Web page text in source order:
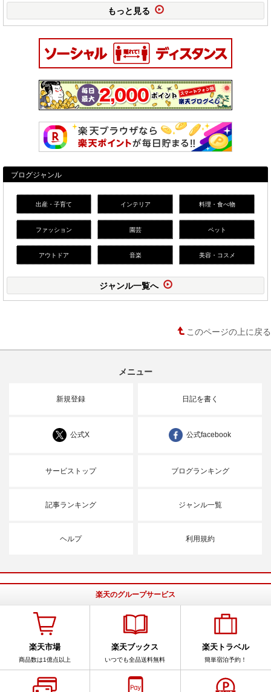
もっと見る
ブログジャンル
出産・子育て インテリア 料理・食べ物
ファッション 園芸 ペット
アウトドア 音楽 美容・コスメ
ジャンル一覧へ
このページの上に戻る
メニュー
新規登録 日記を書く
公式X 公式facebook
サービストップ ブログランキング
記事ランキング ジャンル一覧
ヘルプ 利用規約
楽天のグループサービス
楽天市場
商品数は1億点以上
楽天ブックス
いつでも全品送料無料
楽天トラベル
簡単宿泊予約！